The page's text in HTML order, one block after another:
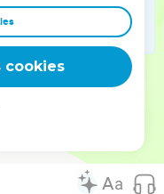
ne finiront point.
: Assieds-toi à ma
ton
de Dieu,
cookies